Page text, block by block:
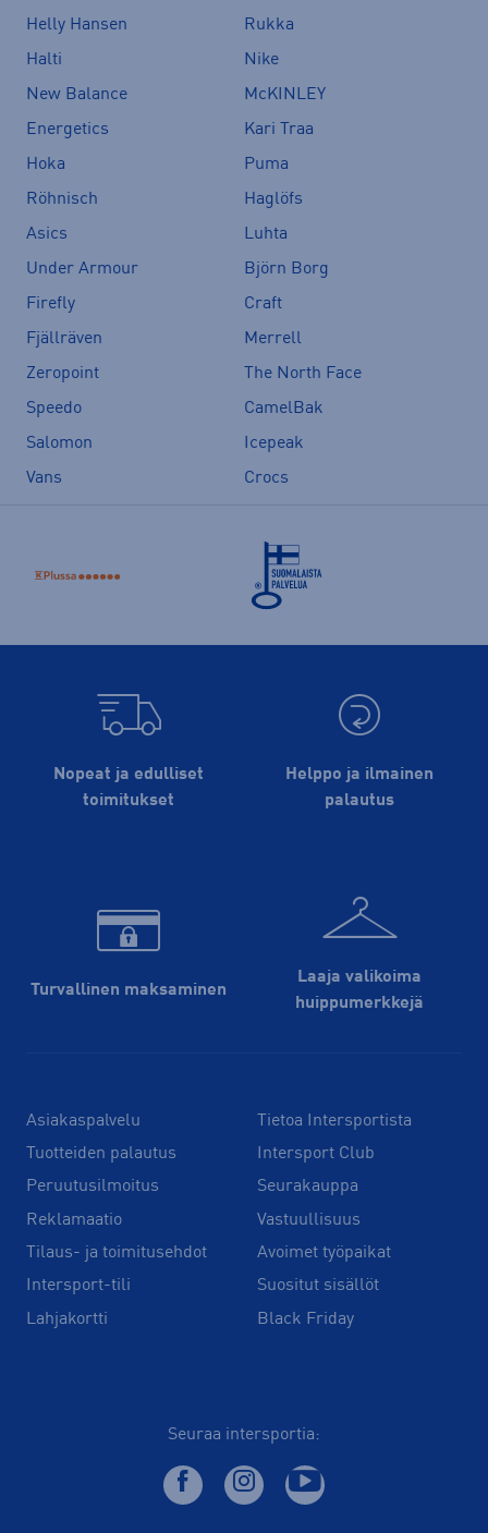
Helly Hansen
Rukka
Halti
Nike
New Balance
McKINLEY
Energetics
Kari Traa
Hoka
Puma
Röhnisch
Haglöfs
Asics
Luhta
Under Armour
Björn Borg
Firefly
Craft
Fjällräven
Merrell
Zeropoint
The North Face
Speedo
CamelBak
Salomon
Icepeak
Vans
Crocs
Nopeat ja edulliset
toimitukset
Helppo ja ilmainen
palautus
Turvallinen maksaminen
Laaja valikoima
huippu­merkkejä
Asiakaspalvelu
Tuotteiden palautus
Peruutusilmoitus
Reklamaatio
Tilaus- ja toimitusehdot
Intersport-tili
Lahjakortti
Tietoa Intersportista
Intersport Club
Seurakauppa
Vastuullisuus
Avoimet työpaikat
Suositut sisällöt
Black Friday
Seuraa intersportia: